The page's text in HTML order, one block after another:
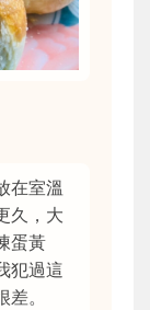
在室溫
久，大
蛋黃
犯過這
。